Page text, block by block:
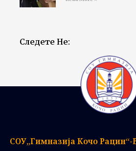
Следете Не:
СОУ„Гимназија Кочо Рацин“-